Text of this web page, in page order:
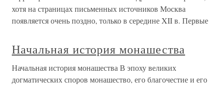
хотя на страницах письменных источников Москва
появляется очень поздно, только в середине XII в. Первые
Начальная история монашества
Начальная история монашества В эпоху великих
догматических споров монашество, его благочестие и его